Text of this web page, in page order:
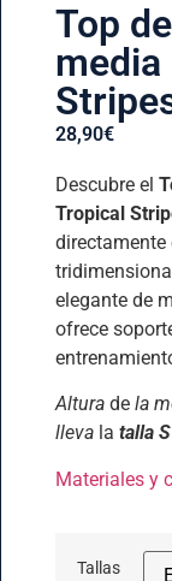
Top
media
28,90€
Descubre el
Tropical
directamente
elegante de
ofrece
Alturade la
llevala talla S
Materiales y
Tallas